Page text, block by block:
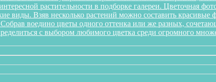
растительности в подборке галереи. Цветочная
виды. Взяв несколько растений можно составить красивые
воедино цветы одного оттенка или же разных,
с выбором любимого цветка среди огромного